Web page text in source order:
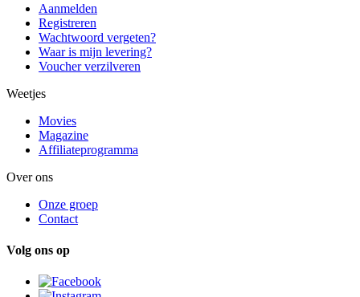
Aanmelden
Registreren
Wachtwoord vergeten?
Waar is mijn levering?
Voucher verzilveren
Weetjes
Movies
Magazine
Affiliateprogramma
Over ons
Onze groep
Contact
Volg ons op